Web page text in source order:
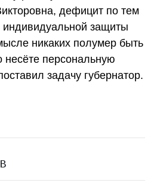
дефицит по тем
защиты
никаких полумер быть
персональную
задачу губернатор.